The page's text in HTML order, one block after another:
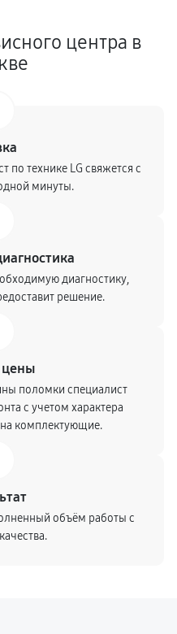
центра в
по технике LG свяжется с
минуты.
диагностику,
решение.
цены
поломки специалист
с учетом характера
комплектующие.
объём работы с